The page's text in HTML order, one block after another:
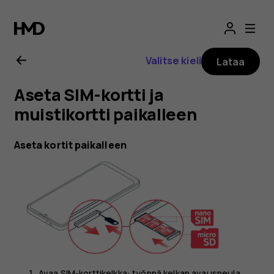
Nokia
G21
käyttöopas
Valitse kieli Lataa
Aseta SIM-kortti ja
muistikortti paikalleen
Aseta kortit paikalleen